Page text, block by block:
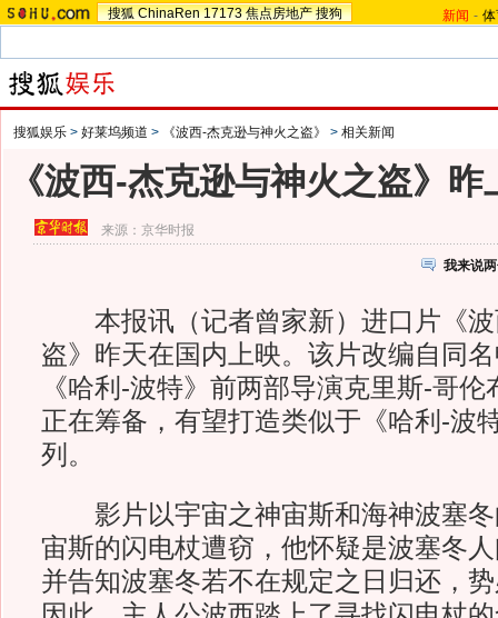
搜狐 ChinaRen 17173 焦点房地产 搜狗 新闻 -
搜狐娱乐 > 好莱坞频道 > 《波西-杰克逊与神火之盗》 > 相关新闻
《波西-杰克逊与神火之盗》
来源：京华时报
我来说
本报讯（记者曾家新）进口片《波
盗》昨天在国内上映。该片改编自同
《哈利-波特》前两部导演克里斯-哥
正在筹备，有望打造类似于《哈利-波
列。
影片以宇宙之神宙斯和海神波塞冬
宙斯的闪电杖遭窃，他怀疑是波塞冬
并告知波塞冬若不在规定之日归还，